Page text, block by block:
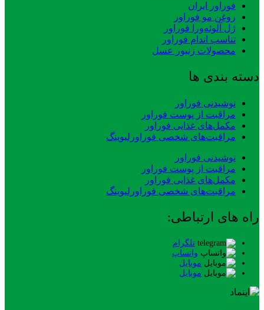
فوراور ایران
روغن مو فوراور
ژل آلوئه‌ورا فوراور
تناسب اندام فوراور
محصولات زنبور عسل
دسته بندی ها
نوشیدنی فوراور
مراقبت از پوست فوراور
مکمل‌های غذایی فوراور
مراقبت‌های شخصی فوراورلیوینگ
نوشیدنی فوراور
مراقبت از پوست فوراور
مکمل‌های غذایی فوراور
مراقبت‌های شخصی فوراورلیوینگ
راه های ارتباطی:
تلگرام
واتساپ
موبایل
موبایل